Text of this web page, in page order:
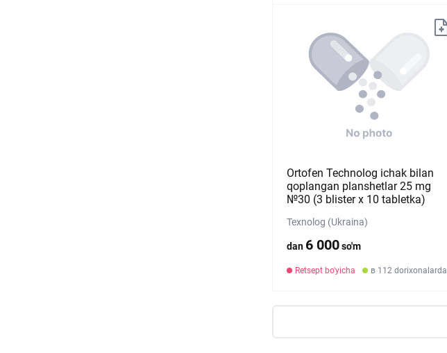
Ortofen Technolog ichak bilan
qoplangan planshetlar 25 mg
№30 (3 blister х 10 tabletka)
Texnolog (Ukraina)
dan 6 000so'm
Retsept bo'yicha в 112 dorixonalarda